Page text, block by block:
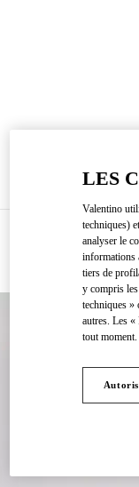
LES
Valentino
techniques)
analyser le
informations
tiers de
y compris
techniques »
autres. Les «
tout